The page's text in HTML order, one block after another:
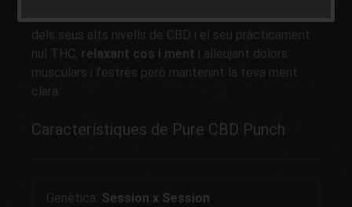
dels seus alts nivells de CBD i el seu pràcticament
nul THC, relaxant cos i ment i alleujant dolors
musculars i l'estrès però mantenint la teva ment
clara.
Característiques de Pure CBD Punch
Genètica: Session x Session